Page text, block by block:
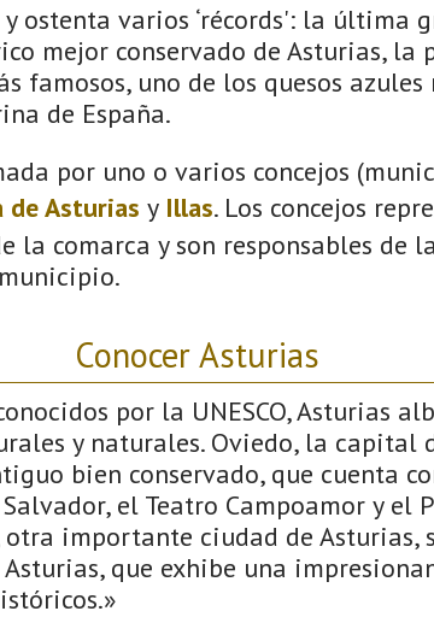
ostenta varios ‘récords': la última
mejor conservado de Asturias, la
famosos, uno de los quesos azules
de España.
por uno o varios concejos
de Asturias y Illas. Los concejos
la comarca y son responsables de
Conocer Asturias
por la UNESCO, Asturias
y naturales. Oviedo, la capital
bien conservado, que cuenta
el Teatro Campoamor y el
otra importante ciudad de Asturias,
que exhibe una